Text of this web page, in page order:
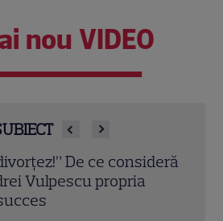
nou VIDEO
vacanță! Realizatoarea
Consilier” pregătește
la Kanal D